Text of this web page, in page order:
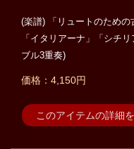
(楽譜) 「リュートのための
「イタリアーナ」「シチ
ブル3重奏)
価格：4,150円
このアイテムの詳細